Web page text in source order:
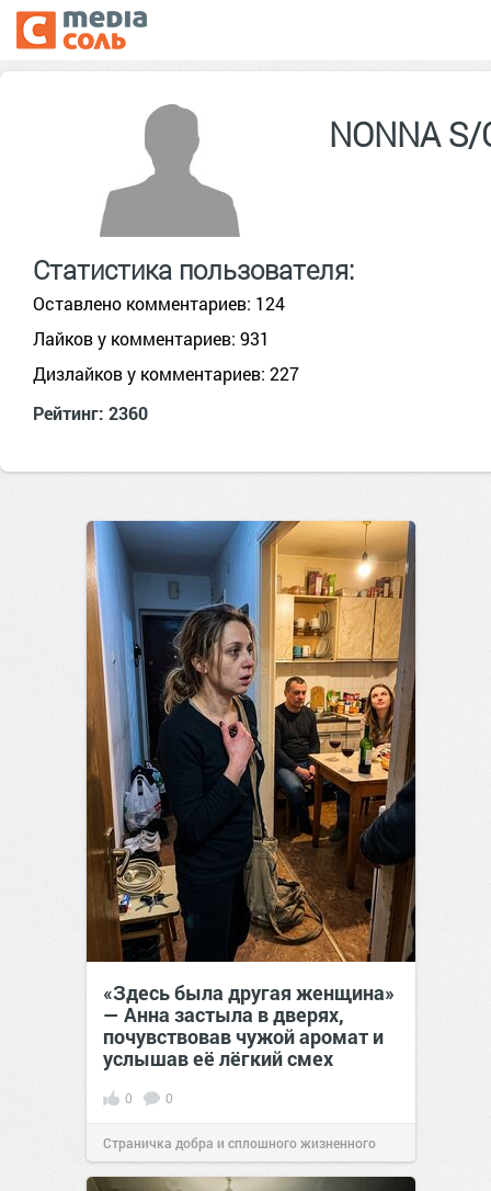
NONNA
Статистика пользователя:
Оставлено комментариев: 124
Лайков у комментариев: 931
Дизлайков у комментариев: 227
Рейтинг: 2360
«Здесь была другая женщина»
— Анна застыла в дверях,
почувствовав чужой аромат и
услышав её лёгкий смех
0 0
Страничка добра и сплошного жизненного
позитива!13:38Сегодня